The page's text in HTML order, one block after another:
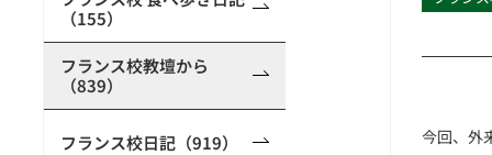
（155）
フランス校教壇から
（839）
フランス校日記（919） 今回、外